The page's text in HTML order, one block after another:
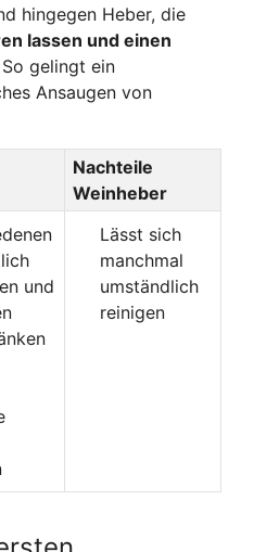
hingegen Heber, die
lassen und einen
So gelingt ein
Ansaugen von
Nachteile
Weinheber
und
Lässt sich
manchmal
umständlich
reinigen